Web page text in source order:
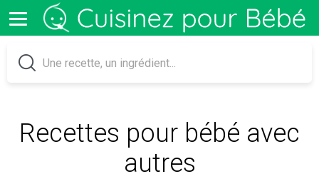
Recettes pour bébé avec
autres